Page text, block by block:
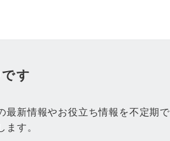
す
最新情報やお役立ち情報を不定期で
ます。